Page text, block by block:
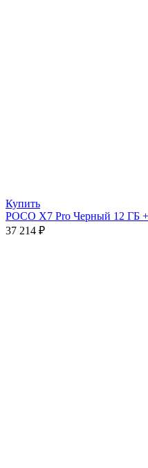
Купить
POCO X7 Pro Черный 12 ГБ
37 214 ₽